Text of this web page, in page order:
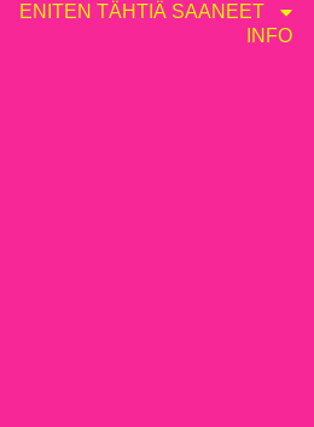
ENITEN TÄHTIÄ SAANEET
INFO